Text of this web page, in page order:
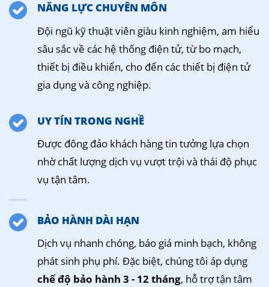
NĂNG LỰC CHUYÊN MÔN
Đội ngũ kỹ thuật viên giàu kinh nghiệm, am hiểu
sâu sắc về các hệ thống điện tử, từ bo mạch,
thiết bị điều khiển, cho đến các thiết bị điện tử
gia dụng và công nghiệp.
UY TÍN TRONG NGHỀ
Được đông đảo khách hàng tin tưởng lựa chọn
nhờ chất lượng dịch vụ vượt trội và thái độ phục
vụ tận tâm.
BẢO HÀNH DÀI HẠN
Dịch vụ nhanh chóng, báo giá minh bạch, không
phát sinh phụ phí. Đặc biệt, chúng tôi áp dụng
chế độ bảo hành 3 - 12 tháng, hỗ trợ tận tâm